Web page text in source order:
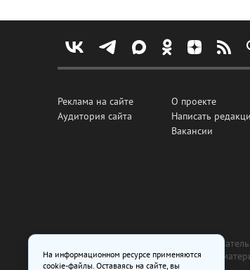
Реклама на сайте
Аудитория сайта
О проекте
Написать
Вакансии
Все рекламные товары подлежат
изготовлена и размещена на основе
На информационном ресурсе применяются
cookie-файлы. Оставаясь на сайте, вы